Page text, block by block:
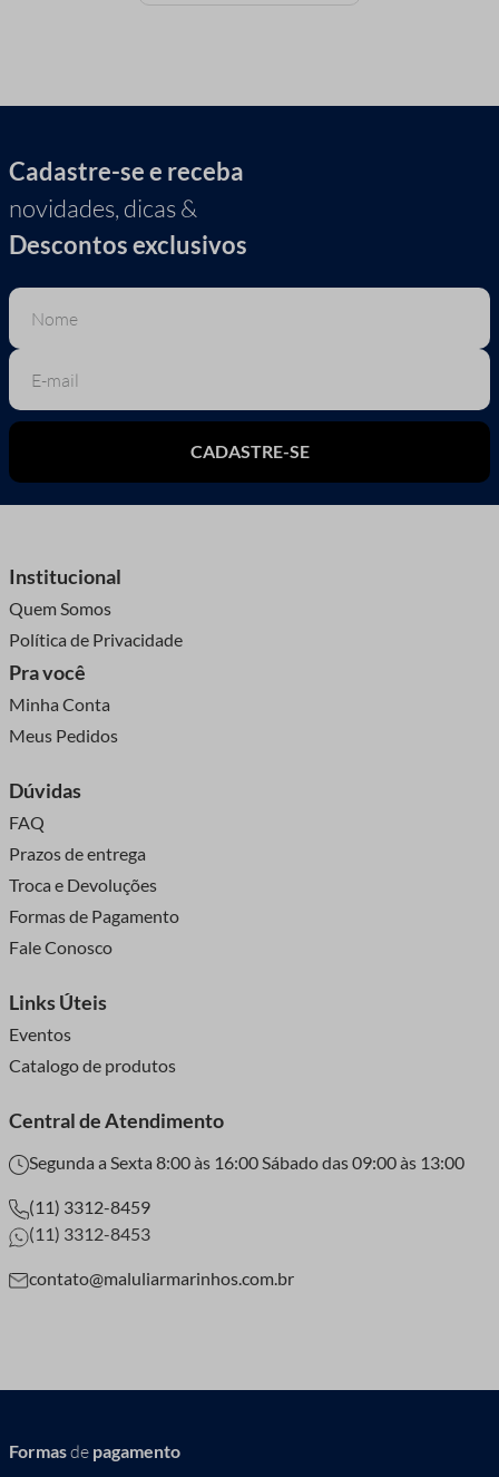
Cadastre-se e receba
novidades, dicas &
Descontos exclusivos
CADASTRE-SE
Institucional
Quem Somos
Política de Privacidade
Pra você
Minha Conta
Meus Pedidos
Dúvidas
FAQ
Prazos de entrega
Troca e Devoluções
Formas de Pagamento
Fale Conosco
Links Úteis
Eventos
Catalogo de produtos
Central de Atendimento
Segunda a Sexta 8:00 às 16:00 Sábado das 09:00 às 13:00
(11) 3312-8459
(11) 3312-8453
contato@maluliarmarinhos.com.br
Formasde pagamento